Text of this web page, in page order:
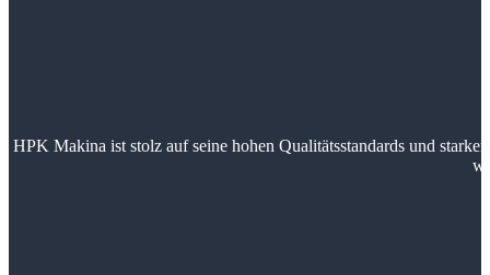
HPK Makina ist stolz auf seine hohen Qualitätsstandards und